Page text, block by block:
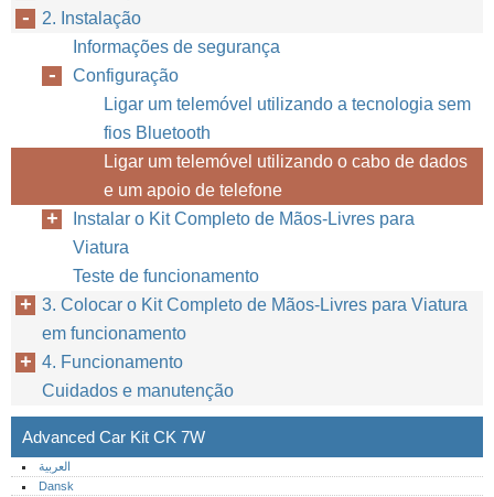
14
2. Instalação
Informações de segurança
Configuração
Ligar um telemóvel utilizando a tecnologia sem
fios Bluetooth
Ligar um telemóvel utilizando o cabo de dados
e um apoio de telefone
Instalar o Kit Completo de Mãos-Livres para
Viatura
Teste de funcionamento
3. Colocar o Kit Completo de Mãos-Livres para Viatura
em funcionamento
4. Funcionamento
Cuidados e manutenção
Advanced Car Kit CK 7W
العربية
Dansk